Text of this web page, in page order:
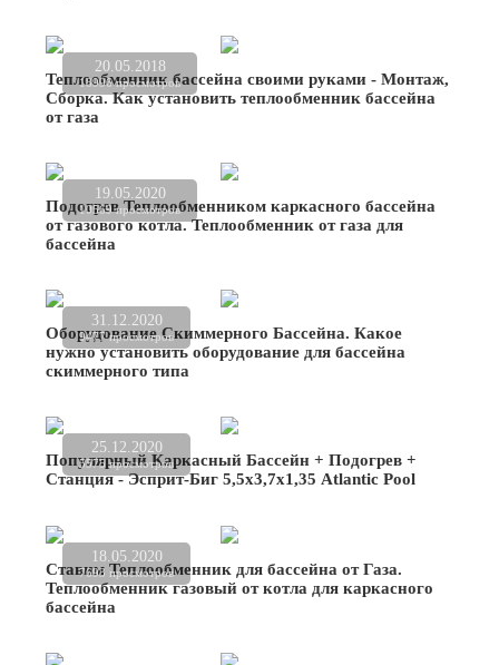
20.05.2018
18996 просмотров
Теплообменник бассейна своими руками - Монтаж,
Сборка. Как установить теплообменник бассейна
от газа
19.05.2020
10569 просмотров
Подогрев Теплообменником каркасного бассейна
от газового котла. Теплообменник от газа для
бассейна
31.12.2020
9477 просмотров
Оборудование Скиммерного Бассейна. Какое
нужно установить оборудование для бассейна
скиммерного типа
25.12.2020
5575 просмотров
Популярный Каркасный Бассейн + Подогрев +
Станция - Эсприт-Биг 5,5х3,7х1,35 Atlantic Pool
18.05.2020
7693 просмотров
Ставим Теплообменник для бассейна от Газа.
Теплообменник газовый от котла для каркасного
бассейна